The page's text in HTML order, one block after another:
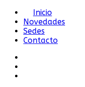
Skip
content
Inicio
Novedades
Sedes
Contacto